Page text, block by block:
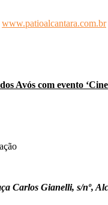
www.patioalcantara.com.br
Avós com evento
Carlos Gianelli, s/nº,